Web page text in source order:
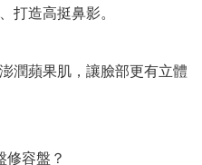
打造高挺鼻影。
潤蘋果肌，讓臉部更有立體
修容盤？